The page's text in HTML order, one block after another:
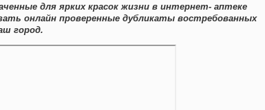
для ярких красок жизни в интернет- аптеке
онлайн проверенные дубликаты востребованных
город.